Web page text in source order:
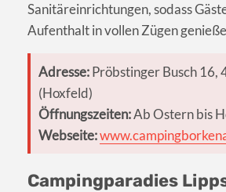
Sanitäreinrichtungen, sodass
Aufenthalt in vollen Zügen
Adresse:Pröbstinger Busch 16,
(Hoxfeld)
Öffnungszeiten:Ab Ostern bis
Webseite:
Campingparadies